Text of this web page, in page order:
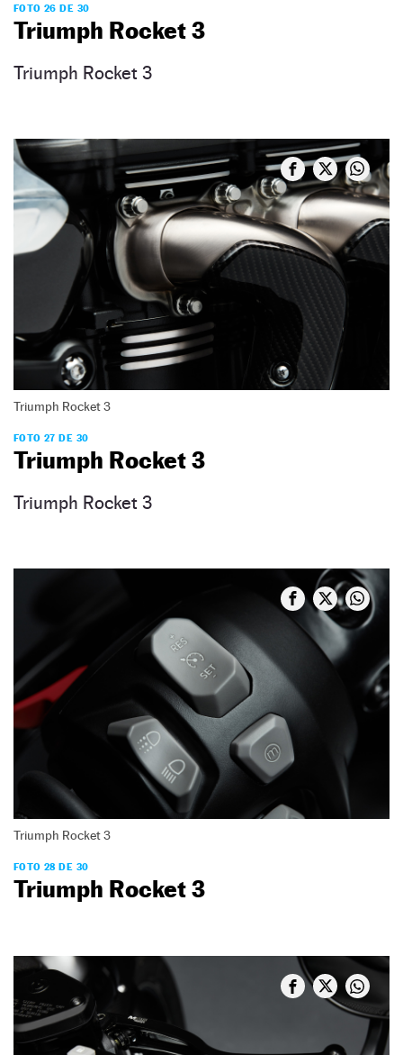
FOTO 26 DE 30
Triumph Rocket 3
Triumph Rocket 3
Triumph Rocket 3
FOTO 27 DE 30
Triumph Rocket 3
Triumph Rocket 3
Triumph Rocket 3
FOTO 28 DE 30
Triumph Rocket 3